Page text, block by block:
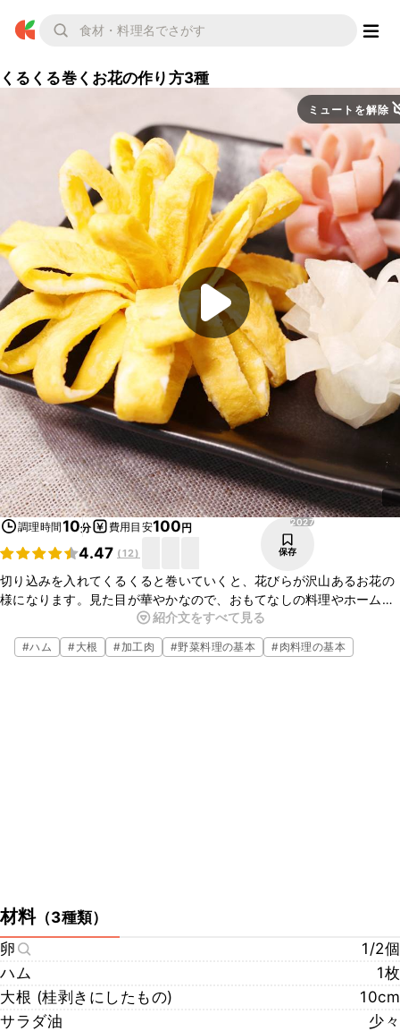
くるくる巻くお花の作り方3種
ミュートを解除
調理時間10分 費用目安100円
4.47 (12)
2027
保存
切り込みを入れてくるくると巻いていくと、花びらが沢山あるお花の
様になります。見た目が華やかなので、おもてなしの料理やホーム
パーティーにもおすすめですよ。大根の花の様に斜めに切り込みを入
れるとまたちょっと違った雰囲気になり面白いですね。とても簡単に
できますので、ぜひお試し下さいね。
紹介文をすべて見る
#ハム #大根 #加工肉 #野菜料理の基本 #肉料理の基本
材料（3種類）
卵
1/2個
ハム
1枚
大根 (桂剥きにしたもの)
10cm
サラダ油
少々